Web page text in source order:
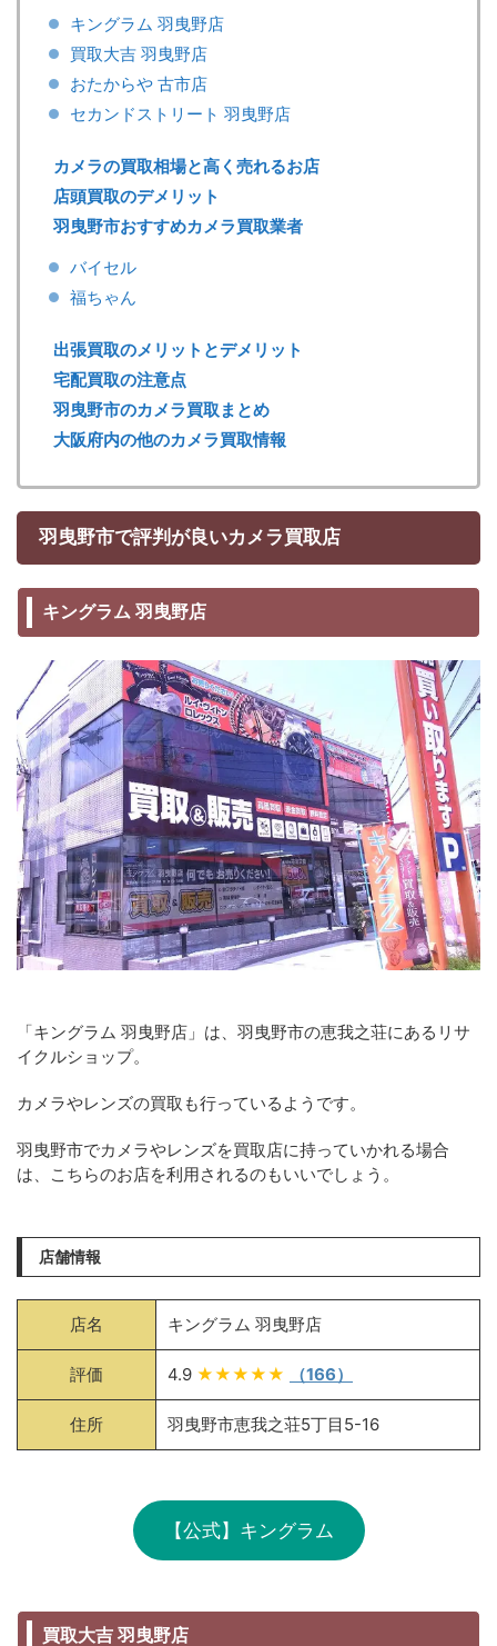
キングラム 羽曳野店
買取大吉 羽曳野店
おたからや 古市店
セカンドストリート 羽曳野店
カメラの買取相場と高く売れるお店
店頭買取のデメリット
羽曳野市おすすめカメラ買取業者
バイセル
福ちゃん
出張買取のメリットとデメリット
宅配買取の注意点
羽曳野市のカメラ買取まとめ
大阪府内の他のカメラ買取情報
羽曳野市で評判が良いカメラ買取店
キングラム 羽曳野店
「キングラム 羽曳野店」は、羽曳野市の恵我之荘にあるリサ
イクルショップ。
カメラやレンズの買取も行っているようです。
羽曳野市でカメラやレンズを買取店に持っていかれる場合
は、こちらのお店を利用されるのもいいでしょう。
店舗情報
店名 キングラム 羽曳野店
評価 4.9 ★★★★★ （166）
住所 羽曳野市恵我之荘5丁目5-16
【公式】キングラム
買取大吉 羽曳野店